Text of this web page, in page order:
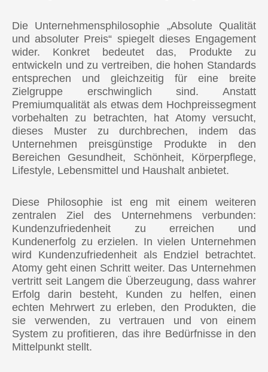
EUROPA
🇪🇺 Atomy Europe (Alle EU-Länder)
🇬🇧 Vereinigtes Königreich
🇹🇷 Türkei
ASIEN
🇰🇷 Südkorea
🇰🇭 Kambodscha
🇮🇳 Indien
🇮🇩 Indonesien
🇰🇬 Kirgisistan
🇲🇾 Malaysia
🇲🇳 Mongolei
🇵🇭 Philippinen
🇷🇺 Russland
Die Unternehmensphilosophie „Absolute Qualität
und absoluter Preis“ spiegelt dieses Engagement
wider. Konkret bedeutet das, Produkte zu
entwickeln und zu vertreiben, die hohen Standards
entsprechen und gleichzeitig für eine breite
Zielgruppe erschwinglich sind. Anstatt
Premiumqualität als etwas dem Hochpreissegment
vorbehalten zu betrachten, hat Atomy versucht,
dieses Muster zu durchbrechen, indem das
Unternehmen preisgünstige Produkte in den
Bereichen Gesundheit, Schönheit, Körperpflege,
Lifestyle, Lebensmittel und Haushalt anbietet.
Diese Philosophie ist eng mit einem weiteren
zentralen Ziel des Unternehmens verbunden:
Kundenzufriedenheit zu erreichen und
Kundenerfolg zu erzielen. In vielen Unternehmen
wird Kundenzufriedenheit als Endziel betrachtet.
Atomy geht einen Schritt weiter. Das Unternehmen
vertritt seit Langem die Überzeugung, dass wahrer
Erfolg darin besteht, Kunden zu helfen, einen
echten Mehrwert zu erleben, den Produkten, die
sie verwenden, zu vertrauen und von einem
System zu profitieren, das ihre Bedürfnisse in den
Mittelpunkt stellt.